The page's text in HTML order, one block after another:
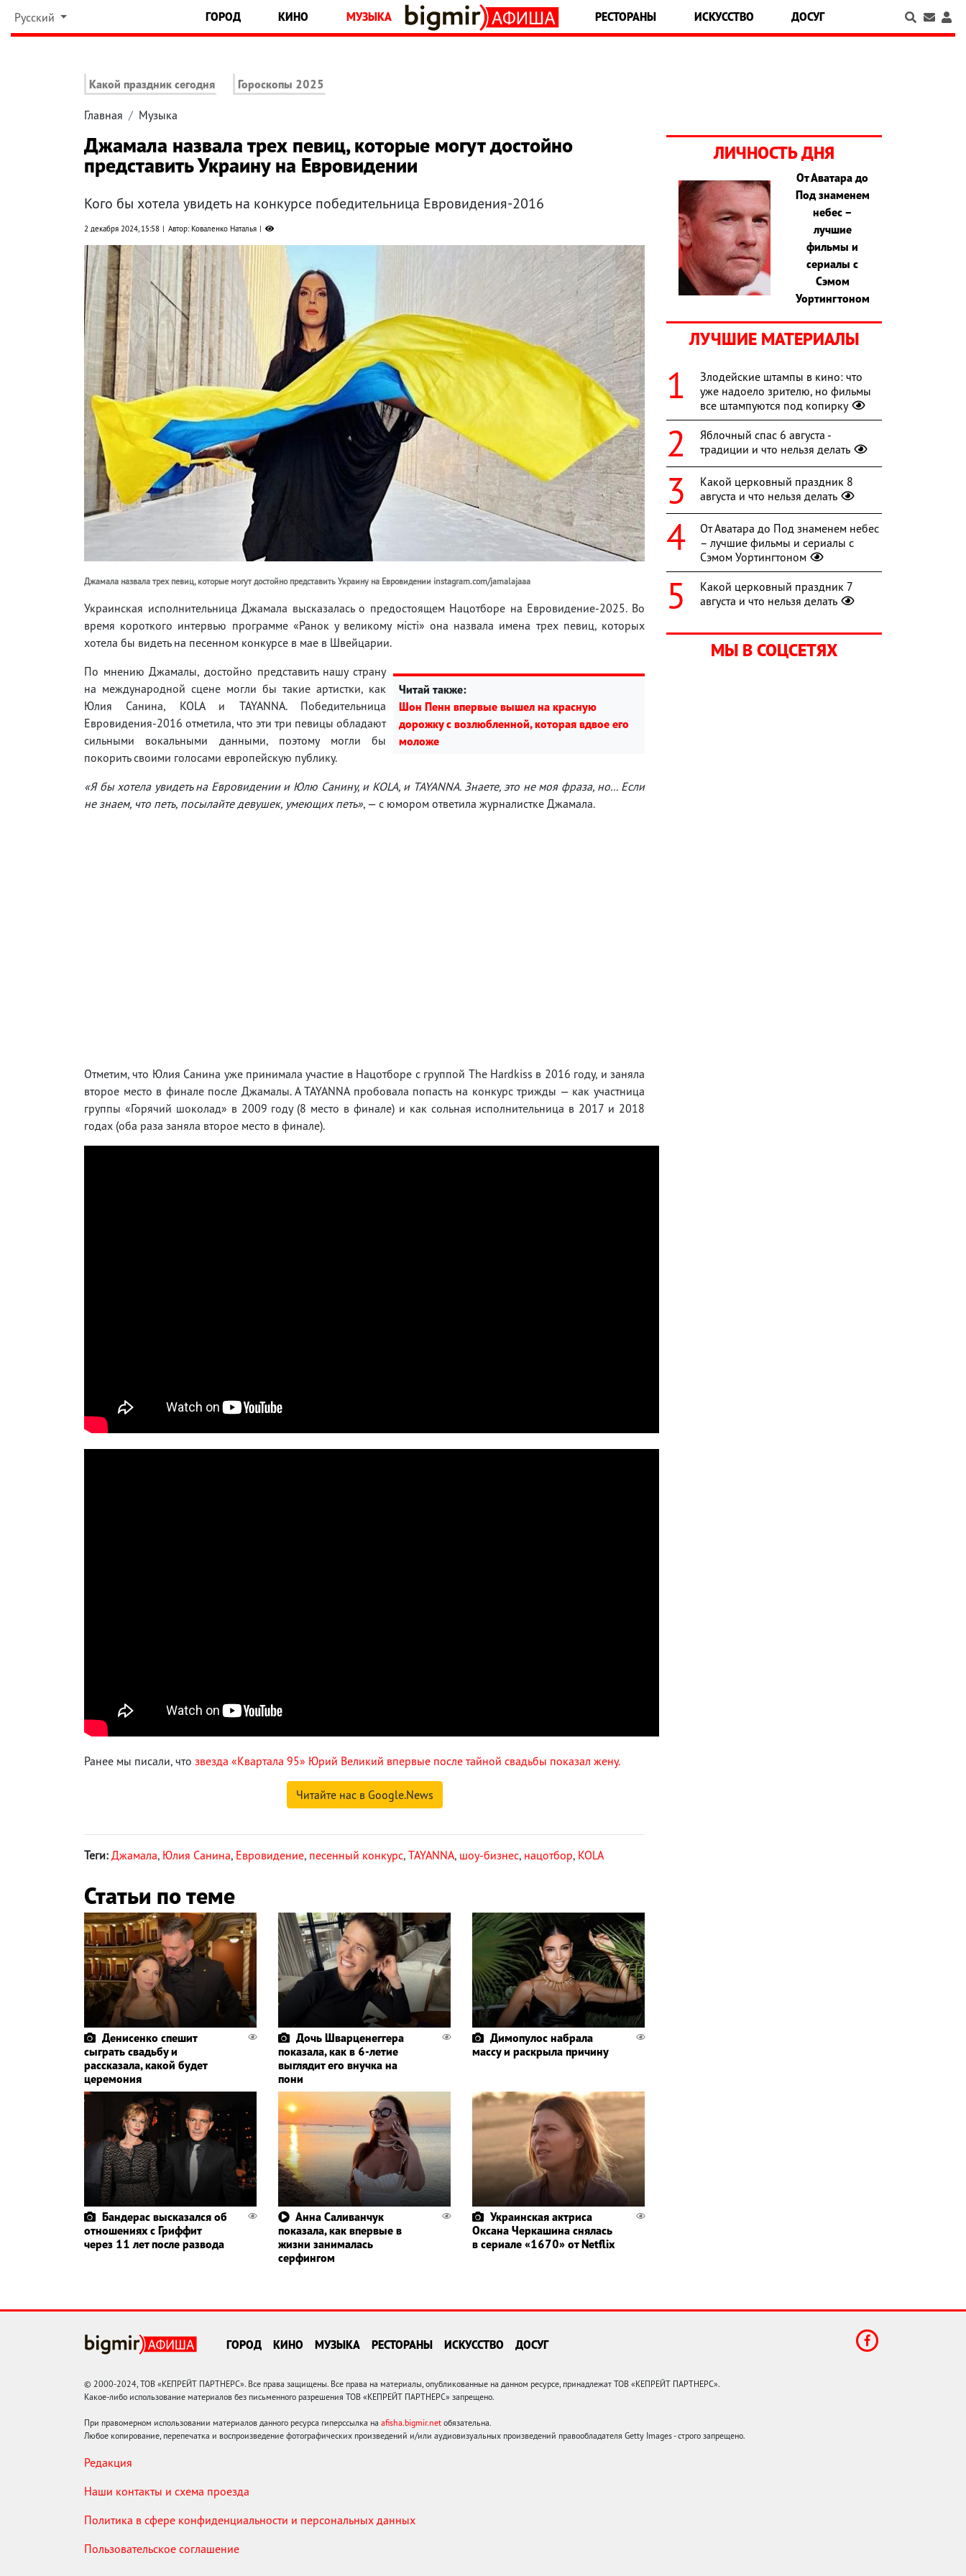
Русский ГОРОД КИНО МУЗЫКА РЕСТОРАНЫ ИСКУССТВО ДОСУГ
Какой праздник сегодня Гороскопы 2025
Главная Музыка
Джамала назвала трех певиц, которые могут достойно
представить Украину на Евровидении
Кого бы хотела увидеть на конкурсе победительница Евровидения-2016
2 декабря 2024, 15:58 Автор: Коваленко Наталья
Джамала назвала трех певиц, которые могут достойно представить Украину на Евровидении instagram.com/jamalajaaa
Украинская исполнительница Джамала высказалась о предостоящем Нацотборе на Евровидение-2025. Во
время короткого интервью программе «Ранок у великому місті» она назвала имена трех певиц, которых
хотела бы видеть на песенном конкурсе в мае в Швейцарии.
Читай также:
Шон Пенн впервые вышел на красную
дорожку с возлюбленной, которая вдвое его
моложе
По мнению Джамалы, достойно представить нашу страну
на международной сцене могли бы такие артистки, как
Юлия Санина, KOLA и TAYANNA. Победительница
Евровидения-2016 отметила, что эти три певицы обладают
сильными вокальными данными, поэтому могли бы
покорить своими голосами европейскую публику.
«Я бы хотела увидеть на Евровидении и Юлю Санину, и KOLA, и TAYANNA. Знаете, это не моя фраза, но... Если
не знаем, что петь, посылайте девушек, умеющих петь», — с юмором ответила журналистке Джамала.
Отметим, что Юлия Санина уже принимала участие в Нацотборе с группой The Hardkiss в 2016 году, и заняла
второе место в финале после Джамалы. А TAYANNA пробовала попасть на конкурс трижды — как участница
группы «Горячий шоколад» в 2009 году (8 место в финале) и как сольная исполнительница в 2017 и 2018
годах (оба раза заняла второе место в финале).
Ранее мы писали, что звезда «Квартала 95» Юрий Великий впервые после тайной свадьбы показал жену.
Читайте нас в Google.News
Теги: Джамала, Юлия Санина, Евровидение, песенный конкурс, TAYANNA, шоу-бизнес, нацотбор, KOLA
Статьи по теме
Денисенко спешит
сыграть свадьбу и
рассказала, какой будет
церемония
Дочь Шварценеггера
показала, как в 6-летие
выглядит его внучка на
пони
Димопулос набрала
массу и раскрыла причину
Бандерас высказался об
отношениях с Гриффит
через 11 лет после развода
Анна Саливанчук
показала, как впервые в
жизни занималась
серфингом
Украинская актриса
Оксана Черкашина снялась
в сериале «1670» от Netflix
ЛИЧНОСТЬ ДНЯ
От Аватара до
Под знаменем
небес –
лучшие
фильмы и
сериалы с
Сэмом
Уортингтоном
ЛУЧШИЕ МАТЕРИАЛЫ
Злодейские штампы в кино: что
уже надоело зрителю, но фильмы
все штампуются под копирку
Яблочный спас 6 августа -
традиции и что нельзя делать
Какой церковный праздник 8
августа и что нельзя делать
От Аватара до Под знаменем небес
– лучшие фильмы и сериалы с
Сэмом Уортингтоном
Какой церковный праздник 7
августа и что нельзя делать
МЫ В СОЦСЕТЯХ
ГОРОД КИНО МУЗЫКА РЕСТОРАНЫ ИСКУССТВО ДОСУГ
© 2000-2024, ТОВ «КЕПРЕЙТ ПАРТНЕРС». Все права защищены. Все права на материалы, опубликованные на данном ресурсе, принадлежат ТОВ «КЕПРЕЙТ ПАРТНЕРС».
Какое-либо использование материалов без письменного разрешения ТОВ «КЕПРЕЙТ ПАРТНЕРС» запрещено.
При правомерном использовании материалов данного ресурса гиперссылка на afisha.bigmir.net обязательна.
Любое копирование, перепечатка и воспроизведение фотографических произведений и/или аудиовизуальных произведений правообладателя Getty Images - строго запрещено.
Редакция
Наши контакты и схема проезда
Политика в сфере конфиденциальности и персональных данных
Пользовательское соглашение